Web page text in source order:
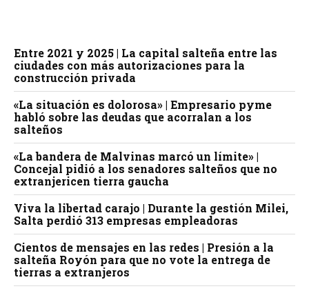
Entre 2021 y 2025 | La capital salteña entre las
ciudades con más autorizaciones para la
construcción privada
«La situación es dolorosa» | Empresario pyme
habló sobre las deudas que acorralan a los
salteños
«La bandera de Malvinas marcó un límite» |
Concejal pidió a los senadores salteños que no
extranjericen tierra gaucha
Viva la libertad carajo | Durante la gestión Milei,
Salta perdió 313 empresas empleadoras
Cientos de mensajes en las redes | Presión a la
salteña Royón para que no vote la entrega de
tierras a extranjeros